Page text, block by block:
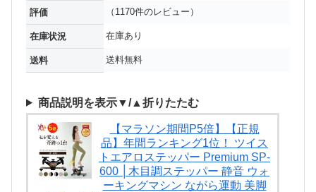
評価 （1170件のレビュー）
在庫状況 在庫あり
送料 送料無料
商品説明を表示▼/▲折りたたむ
【マラソン期間P5倍】【正規
品】年間ランキング1位！ ツイス
トエアロステッパー Premium SP-
600 │木目調ステッパー 静音 ウォ
ーキングマシン ながら運動 美脚